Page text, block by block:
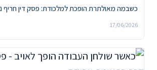
כשבמה מאולתרת הופכת למלכודת: פסק דין חריף
17/06/2026